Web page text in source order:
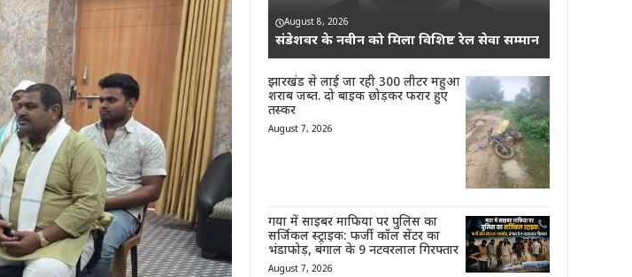
August 8, 2026
संडेशवर के नवीन को मिला विशिष्ट रेल सेवा सम्मान
झारखंड से लाई जा रही 300 लीटर महुआ
शराब जब्त. दो बाइक छोड़कर फरार हुए
तस्कर
August 7, 2026
गया में साइबर माफिया पर पुलिस का
सर्जिकल स्ट्राइक: फर्जी कॉल सेंटर का
भंडाफोड़, बंगाल के 9 नटवरलाल गिरफ्तार
August 7, 2026